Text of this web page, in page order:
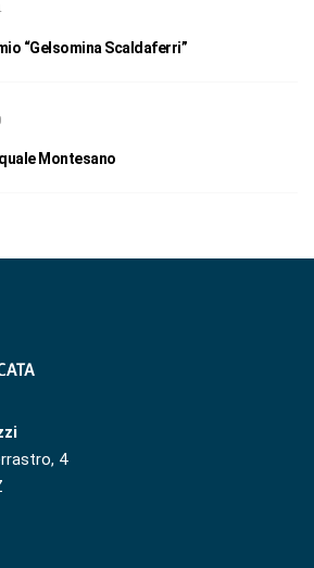
“Gelsomina Scaldaferri”
Montesano
4